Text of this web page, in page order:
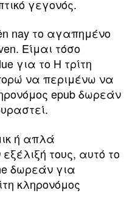
γεγονός.
nay το αγαπημένο
Είμαι τόσο
για το Η τρίτη
να περιμένω να
epub δωρεάν
ή απλά
τους, αυτό το
δωρεάν για
κληρονόμος